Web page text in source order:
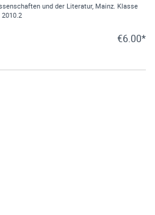
und der Literatur, Mainz. Klasse
€6.00*